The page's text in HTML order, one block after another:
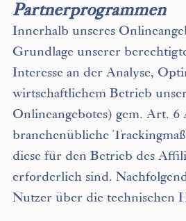
Partnerprogrammen
Innerhalb unseres
Grundlage unserer
Interesse an der Analyse,
wirtschaftlichem Betrieb
Onlineangebotes) gem. Art.
branchenübliche
diese für den Betrieb des
erforderlich sind.
Nutzer über die technischen